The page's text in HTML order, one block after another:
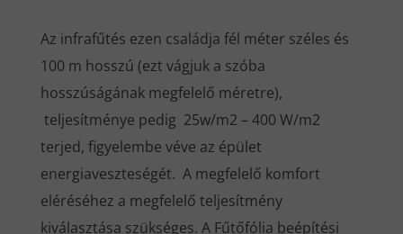
Az infrafűtés ezen családja fél méter széles és
100 m hosszú (ezt vágjuk a szóba
hosszúságának megfelelő méretre),
teljesítménye pedig 25w/m2 – 400 W/m2
terjed, figyelembe véve az épület
energiaveszteségét. A megfelelő komfort
eléréséhez a megfelelő teljesítmény
kiválasztása szükséges. A Fűtőfólia beépítési